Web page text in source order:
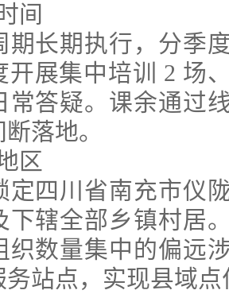
间
期长期执行，分季
开展集中培训 2 场
常答疑。课余通过
落地。
区
定四川省南充市仪
下辖全部乡镇村居
织数量集中的偏远
务站点，实现县域